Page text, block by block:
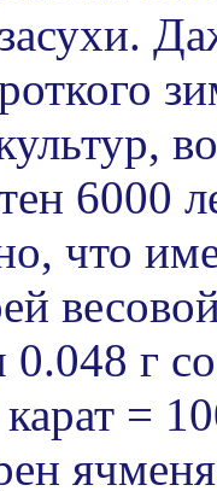
6000
что
г
=